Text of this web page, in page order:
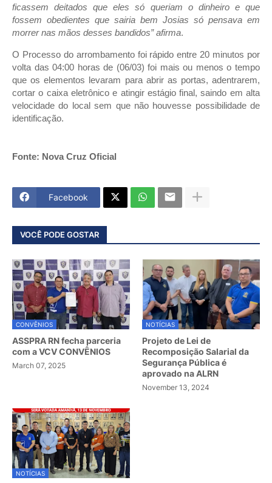
ficassem deitados que eles só queriam o dinheiro e que
fossem obedientes que sairia bem Josias só pensava em
morrer nas mãos desses bandidos” afirma.
O Processo do arrombamento foi rápido entre 20 minutos por
volta das 04:00 horas de (06/03) foi mais ou menos o tempo
que os elementos levaram para abrir as portas, adentrarem,
cortar o caixa eletrônico e atingir estágio final, saindo em alta
velocidade do local sem que não houvesse possibilidade de
identificação.
Fonte: Nova Cruz Oficial
Facebook
VOCÊ PODE GOSTAR
CONVÊNIOS
ASSPRA RN fecha parceria
com a VCV CONVÊNIOS
March 07, 2025
NOTÍCIAS
Projeto de Lei de
Recomposição Salarial da
Segurança Pública é
aprovado na ALRN
November 13, 2024
NOTÍCIAS